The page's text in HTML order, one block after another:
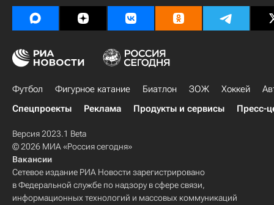
Футбол Фигурное катание Биатлон ЗОЖ Хоккей
Спецпроекты
Реклама Продукты и сервисы Пресс-
Версия 2023.1 Beta
© 2026 МИА «Россия сегодня»
Вакансии
Сетевое издание РИА Новости зарегистрировано
в Федеральной службе по надзору в сфере связи,
информационных технологий и массовых коммуникаций